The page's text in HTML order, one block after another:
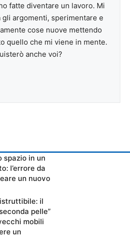
fatte diventare un lavoro. Mi
gli argomenti, sperimentare e
cose nuove mettendo
quello che mi viene in mente.
anche voi?
spazio in un
l’errore da
un nuovo
il
pelle”
mobili
un